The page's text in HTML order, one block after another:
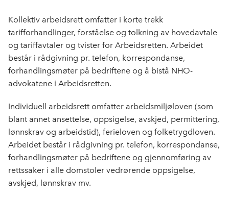
Kollektiv arbeidsrett omfatter i korte trekk
tarifforhandlinger, forståelse og tolkning av hovedavtale
og tariffavtaler og tvister for Arbeidsretten. Arbeidet
består i rådgivning pr. telefon, korrespondanse,
forhandlingsmøter på bedriftene og å bistå NHO-
advokatene i Arbeidsretten.
Individuell arbeidsrett omfatter arbeidsmiljøloven (som
blant annet ansettelse, oppsigelse, avskjed, permittering,
lønnskrav og arbeidstid), ferieloven og folketrygdloven.
Arbeidet består i rådgivning pr. telefon, korrespondanse,
forhandlingsmøter på bedriftene og gjennomføring av
rettssaker i alle domstoler vedrørende oppsigelse,
avskjed, lønnskrav mv.